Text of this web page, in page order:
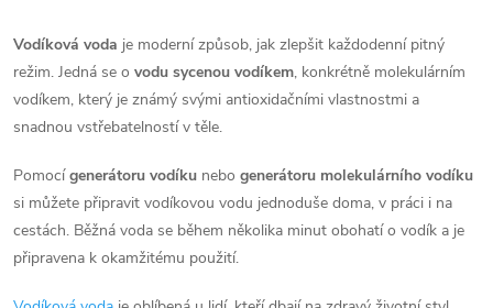
á
d
a
c
í
p
Vodíková voda je moderní způsob, jak zlepšit každodenní pitný
režim. Jedná se o vodu sycenou vodíkem, konkrétně molekulárním
vodíkem, který je známý svými antioxidačními vlastnostmi a
snadnou vstřebatelností v těle.
Pomocígenerátoru vodíku nebo generátoru molekulárního vodíku
si můžete připravit vodíkovou vodu jednoduše doma, v práci i na
cestách. Běžná voda se během několika minut obohatí o vodík a je
připravena k okamžitému použití.